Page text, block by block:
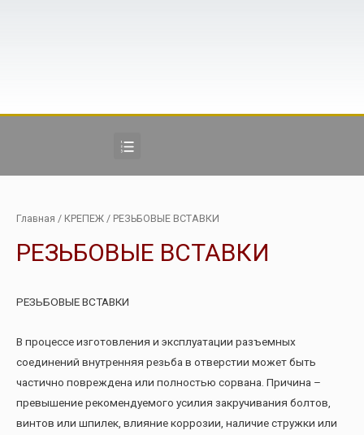
Главная / КРЕПЕЖ / РЕЗЬБОВЫЕ ВСТАВКИ
РЕЗЬБОВЫЕ ВСТАВКИ
РЕЗЬБОВЫЕ ВСТАВКИ
В процессе изготовления и эксплуатации разъемных
соединений внутренняя резьба в отверстии может быть
частично повреждена или полностью сорвана. Причина –
превышение рекомендуемого усилия закручивания болтов,
винтов или шпилек, влияние коррозии, наличие стружки или